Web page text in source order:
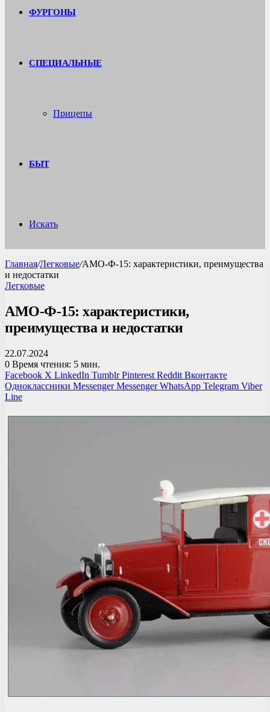
ФУРГОНЫ
СПЕЦИАЛЬНЫЕ
Прицепы
БЫТ
Искать
Главная/Легковые/АМО-Ф-15: характеристики, преимущества
и недостатки
Легковые
АМО-Ф-15: характеристики,
преимущества и недостатки
22.07.2024
0 Время чтения: 5 мин.
Facebook X LinkedIn Tumblr Pinterest Reddit Вконтакте
Одноклассники Messenger Messenger WhatsApp Telegram Viber
Line